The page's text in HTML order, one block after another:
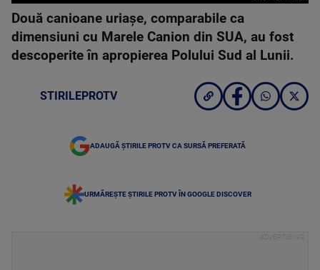
Două canioane uriașe, comparabile ca
dimensiuni cu Marele Canion din SUA, au fost
descoperite în apropierea Polului Sud al Lunii.
STIRILEPROTV
ADAUGĂ ȘTIRILE PROTV CA SURSĂ PREFERATĂ
URMĂREȘTE ȘTIRILE PROTV ÎN GOOGLE DISCOVER